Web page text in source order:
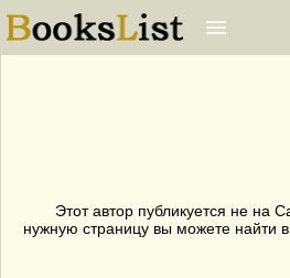
Этот автор публикуется не на
нужную страницу вы можете найти